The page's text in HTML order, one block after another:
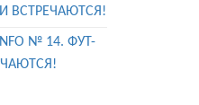
ВСТРЕЧАЮТСЯ!
№ 14. ФУТ-